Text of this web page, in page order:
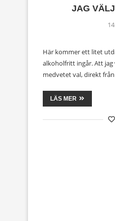
JAG
Här kommer ett litet
alkoholfritt ingår. Att
medvetet val, direkt
LÄS MER